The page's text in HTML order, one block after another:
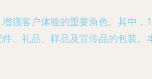
强客户体验的重要角色。其中，
、礼品、样品及宣传品的包装。